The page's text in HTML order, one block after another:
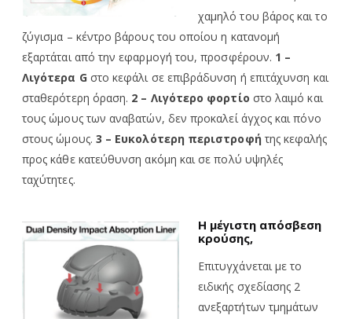
χαμηλό του βάρος και το
ζύγισμα – κέντρο βάρους του οποίου η κατανομή
εξαρτάται από την εφαρμογή του, προσφέρουν. 1 –
Λιγότερα Gστο κεφάλι σε επιβράδυνση ή επιτάχυνση και
σταθερότερη όραση. 2 – Λιγότερο φορτίο στο λαιμό και
τους ώμους των αναβατών, δεν προκαλεί άγχος και πόνο
στους ώμους. 3 – Ευκολότερη περιστροφήτης κεφαλής
προς κάθε κατεύθυνση ακόμη και σε πολύ υψηλές
ταχύτητες.
Η μέγιστη απόσβεση
κρούσης,
Επιτυγχάνεται με το
ειδικής σχεδίασης 2
ανεξαρτήτων τμημάτων